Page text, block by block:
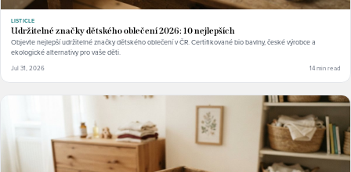
LISTICLE
Udržitelné značky dětského oblečení 2026: 10 nejlepších
Objevte nejlepší udržitelné značky dětského oblečení v ČR. Certifikované bio bavlny, české výrobce a
ekologické alternativy pro vaše děti.
Jul 31, 2026 14 min read